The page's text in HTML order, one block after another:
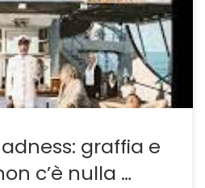
del passato diventa
È il caso della sua
Sadness che pur […]
graffia e
c’è nulla …